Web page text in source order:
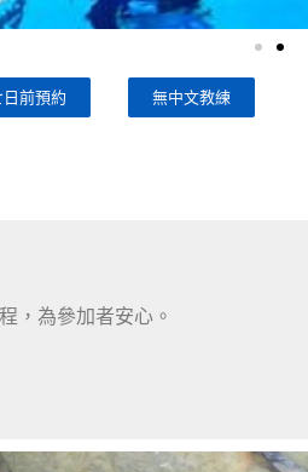
日前預約 無中文教練
，為參加者安心。